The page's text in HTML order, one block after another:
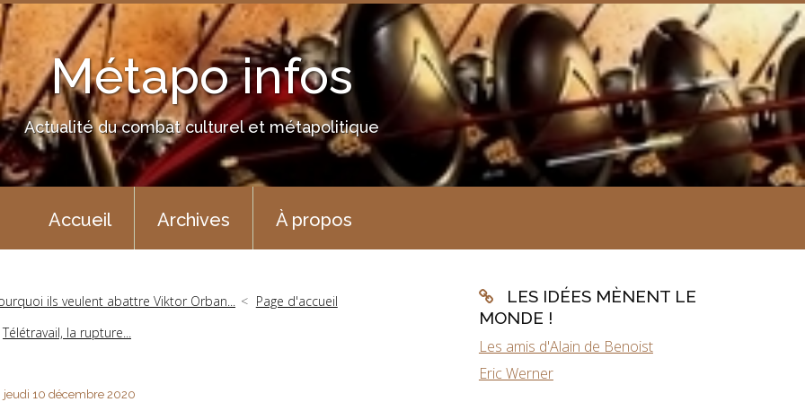
Métapo infos
Actualité du combat culturel et métapolitique
Accueil Archives À propos
ils veulent abattre Viktor Orban...
Page d'accueil
Télétravail, la rupture...
jeudi 10 décembre 2020
LES IDÉES MÈNENT LE
MONDE !
Les amis d'Alain de Benoist
Eric Werner